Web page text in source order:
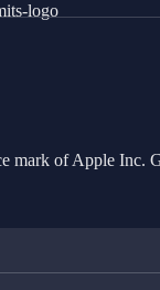
mark of Apple Inc.